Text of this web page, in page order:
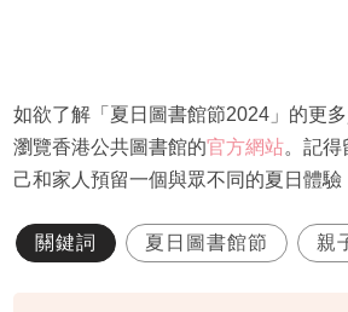
如欲了解「夏日圖書館節2024」的更
瀏覽香港公共圖書館的官方網站。記得
己和家人預留一個與眾不同的夏日體驗
關鍵詞 夏日圖書館節 親